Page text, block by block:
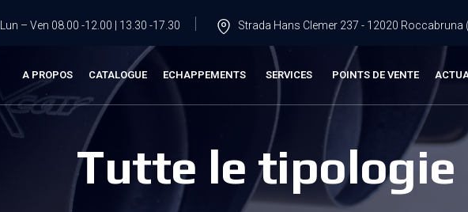
Lun – Ven 08.00 -12.00 | 13.30 -17.30 Strada Hans Clemer 237 - 12020 Roccabruna
A PROPOS CATALOGUE ECHAPPEMENTS SERVICES POINTS DE VENTE
Tutte le tipologie